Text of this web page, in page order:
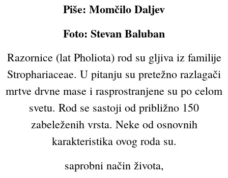
Piše: Momčilo Daljev
Foto: Stevan Baluban
Razornice (lat Pholiota) rod su gljiva iz familije
Strophariaceae. U pitanju su pretežno razlagači
mrtve drvne mase i rasprostranjene su po celom
svetu. Rod se sastoji od približno 150
zabeleženih vrsta. Neke od osnovnih
karakteristika ovog roda su.
saprobni način života,